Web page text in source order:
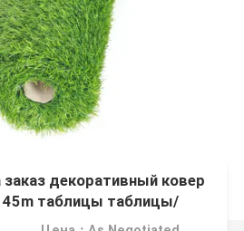
декоративный ковер
45m таблицы таблицы/